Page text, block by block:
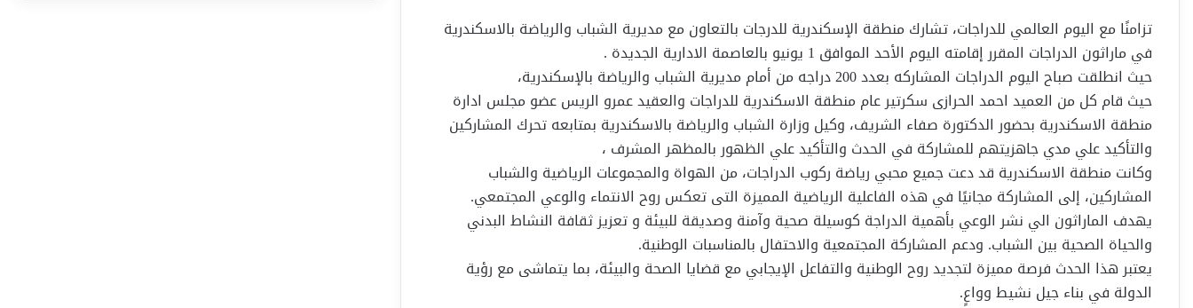
تزامنًا مع اليوم العالمي للدراجات، تشارك منطقة الإسكندرية للدرجات بالتعاون مع مديرية الشباب والرياضة بالاسكندرية
في ماراثون الدراجات المقرر إقامته اليوم الأحد الموافق 1 يونيو بالعاصمة الادارية الجديدة .
حيث انطلقت صباح اليوم الدراجات المشاركه بعدد 200 دراجه من أمام مديرية الشباب والرياضة بالإسكندرية،
حيث قام كل من العميد احمد الحرازى سكرتير عام منطقة الاسكندرية للدراجات والعقيد عمرو الريس عضو مجلس ادارة
منطقة الاسكندرية بحضور الدكتورة صفاء الشريف، وكيل وزارة الشباب والرياضة بالاسكندرية بمتابعه تحرك المشاركين
والتأكيد علي مدي جاهزيتهم للمشاركة في الحدث والتأكيد علي الظهور بالمظهر المشرف ،
وكانت منطقة الاسكندرية قد دعت جميع محبي رياضة ركوب الدراجات، من الهواة والمجموعات الرياضية والشباب
المشاركين، إلى المشاركة مجانيًا في هذه الفاعلية الرياضية المميزة التى تعكس روح الانتماء والوعي المجتمعي.
يهدف الماراثون الي نشر الوعي بأهمية الدراجة كوسيلة صحية وآمنة وصديقة للبيئة و تعزيز ثقافة النشاط البدني
والحياة الصحية بين الشباب. ودعم المشاركة المجتمعية والاحتفال بالمناسبات الوطنية.
يعتبر هذا الحدث فرصة مميزة لتجديد روح الوطنية والتفاعل الإيجابي مع قضايا الصحة والبيئة، بما يتماشى مع رؤية
الدولة في بناء جيل نشيط وواعٍ.